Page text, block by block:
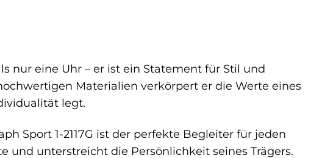
nur eine Uhr – er ist ein Statement für Stil und
Materialien verkörpert er die Werte eines
legt.
Sport 1-2117G ist der perfekte Begleiter für jeden
und unterstreicht die Persönlichkeit seines Trägers.